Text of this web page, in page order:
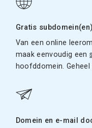
Gratis
Van een online
maak eenvoudig een
hoofddomein.
Domein en e-mail